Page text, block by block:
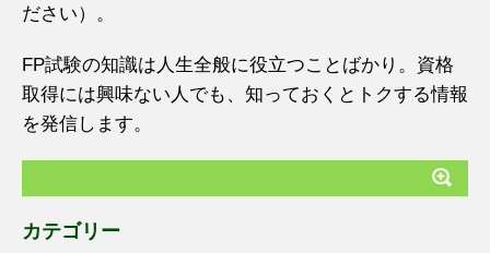
ださい）。
FP試験の知識は人生全般に役立つことばかり。資格
取得には興味ない人でも、知っておくとトクする情報
を発信します。
カテゴリー